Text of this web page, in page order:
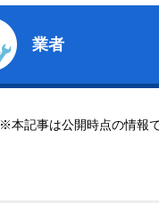
業者
※本記事は公開時点の情報